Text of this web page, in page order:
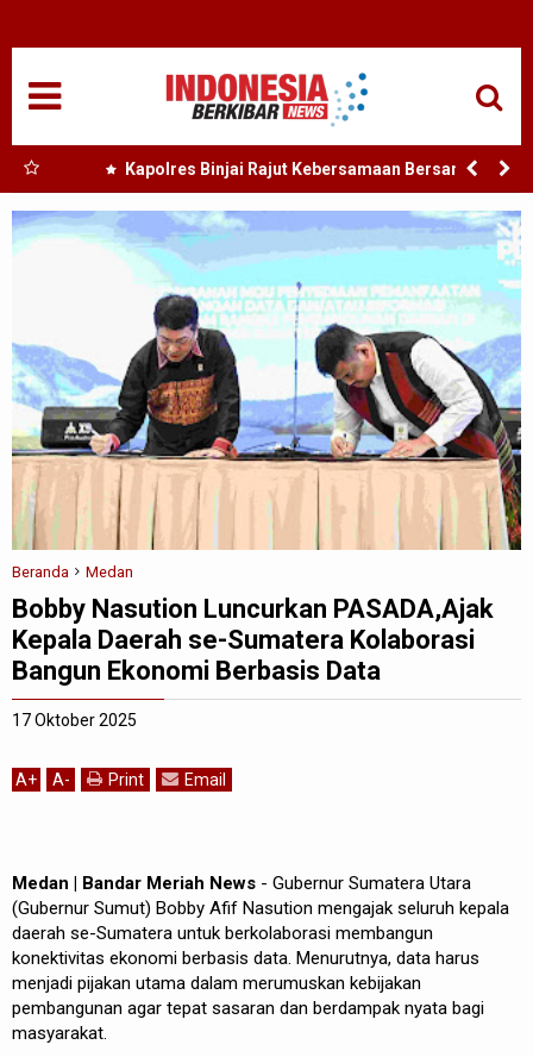
Kapolres Binjai Rajut Kebersamaan Bersama
Komunitas Ojek Online Kota Binjai
Beranda Medan
Bobby Nasution Luncurkan PASADA,Ajak
Kepala Daerah se-Sumatera Kolaborasi
Bangun Ekonomi Berbasis Data
17 Oktober 2025
A+ A- Print Email
Medan | Bandar Meriah News - Gubernur Sumatera Utara
(Gubernur Sumut) Bobby Afif Nasution mengajak seluruh kepala
daerah se-Sumatera untuk berkolaborasi membangun
konektivitas ekonomi berbasis data. Menurutnya, data harus
menjadi pijakan utama dalam merumuskan kebijakan
pembangunan agar tepat sasaran dan berdampak nyata bagi
masyarakat.
NASIONAL
SUMUT
MEDAN
TANJUNGBALAI
EDUKASI
ADVETORIAL
REDAKSI